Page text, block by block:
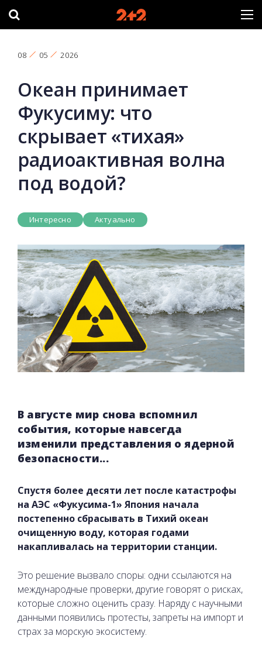
08 05 2026
Океан принимает
Фукусиму: что
скрывает «тихая»
радиоактивная волна
под водой?
Интересно Актуально
В августе мир снова вспомнил
события, которые навсегда
изменили представления о ядерной
безопасности...
Спустя более десяти лет после катастрофы
на АЭС «Фукусима-1» Япония начала
постепенно сбрасывать в Тихий океан
очищенную воду, которая годами
накапливалась на территории станции.
Это решение вызвало споры: одни ссылаются на
международные проверки, другие говорят о рисках,
которые сложно оценить сразу. Наряду с научными
данными появились протесты, запреты на импорт и
страх за морскую экосистему.